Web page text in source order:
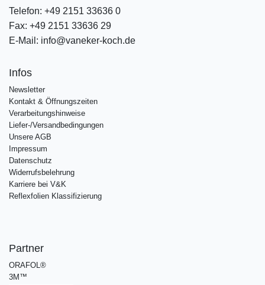
Telefon: +49 2151 33636 0
Fax: +49 2151 33636 29
E-Mail: info@vaneker-koch.de
Infos
Newsletter
Kontakt & Öffnungszeiten
Verarbeitungshinweise
Liefer-/Versandbedingungen
Unsere AGB
Impressum
Datenschutz
Widerrufsbelehrung
Karriere bei V&K
Reflexfolien Klassifizierung
Partner
ORAFOL®
3M™